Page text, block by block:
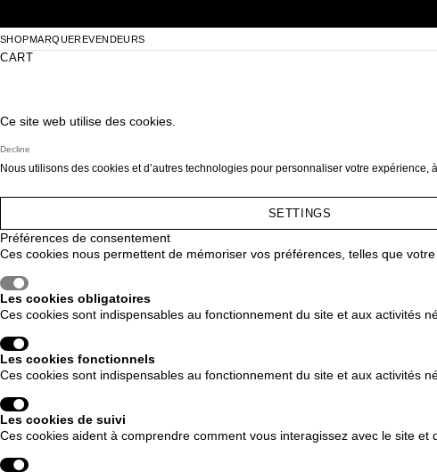
SHOPMARQUEREVENDEURS
CART
Ce site web utilise des cookies.
Decline
Nous utilisons des cookies et d’autres technologies pour personnaliser votre
SETTINGS
Préférences de consentement
Ces cookies nous permettent de mémoriser vos préférences, telles que
Les cookies obligatoires
Ces cookies sont indispensables au fonctionnement du site et aux activités
Les cookies fonctionnels
Ces cookies sont indispensables au fonctionnement du site et aux activités
Les cookies de suivi
Ces cookies aident à comprendre comment vous interagissez avec le site et